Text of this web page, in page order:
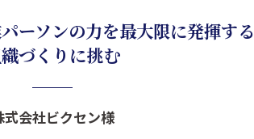
ーソンの力を最大限に発揮する
づくりに挑む
式会社ビクセン様